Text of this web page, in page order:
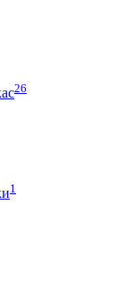
26
1